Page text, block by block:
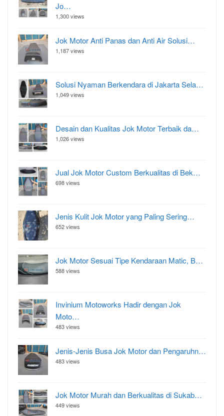
Jo…
1,300 views
Jok Motor Anti Panas dan Anti Air Solusi…
1,187 views
Solusi Nyaman Berkendara di Jakarta Sela…
1,049 views
Desain dan Kualitas Jok Motor Terbaik da…
1,026 views
Jual Jok Motor Custom Berkualitas di Bek…
698 views
Jenis Kulit Jok Motor yang Paling Sering…
652 views
Jok Motor Sesuai Tipe Kendaraan Matic, B…
588 views
Invinium Motoworks Hadir dengan Jok
Moto…
483 views
Jenis-Jenis Busa Jok Motor dan Pengaruhn…
483 views
Jok Motor Murah dan Berkualitas di Sukab…
449 views